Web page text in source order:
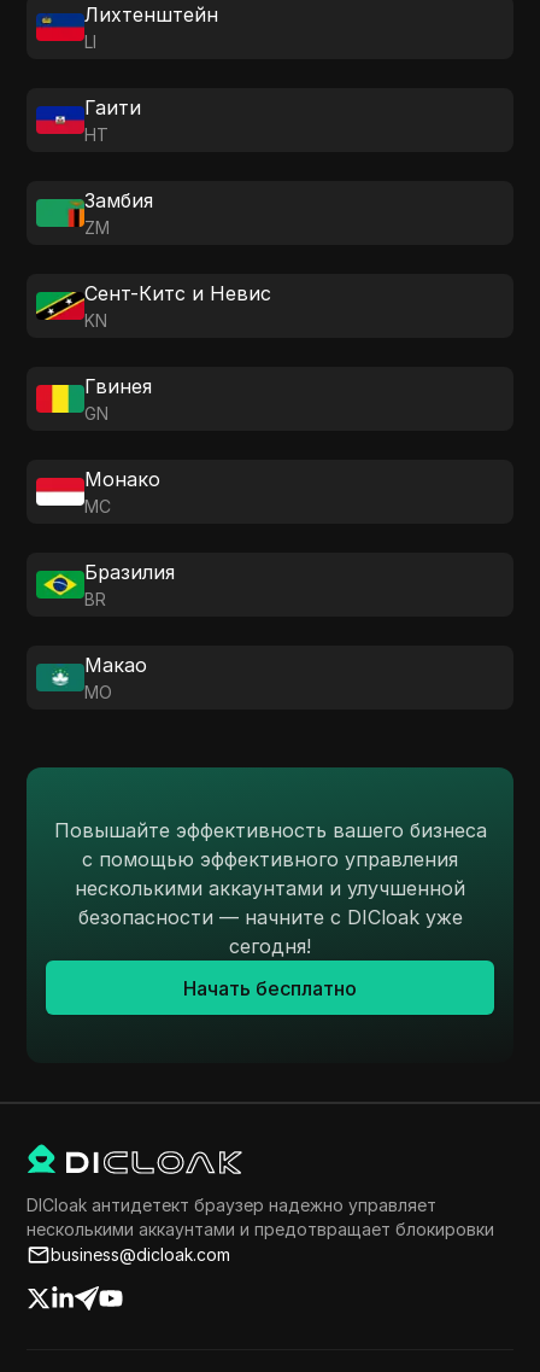
Лихтенштейн
LI
Гаити
HT
Замбия
ZM
Сент-Китс и Невис
KN
Гвинея
GN
Монако
MC
Бразилия
BR
Макао
MO
Повышайте эффективность вашего бизнеса
с помощью эффективного управления
несколькими аккаунтами и улучшенной
безопасности — начните с DICloak уже
сегодня!
Начать бесплатно
DICloak антидетект браузер надежно управляет
несколькими аккаунтами и предотвращает блокировки
business@dicloak.com